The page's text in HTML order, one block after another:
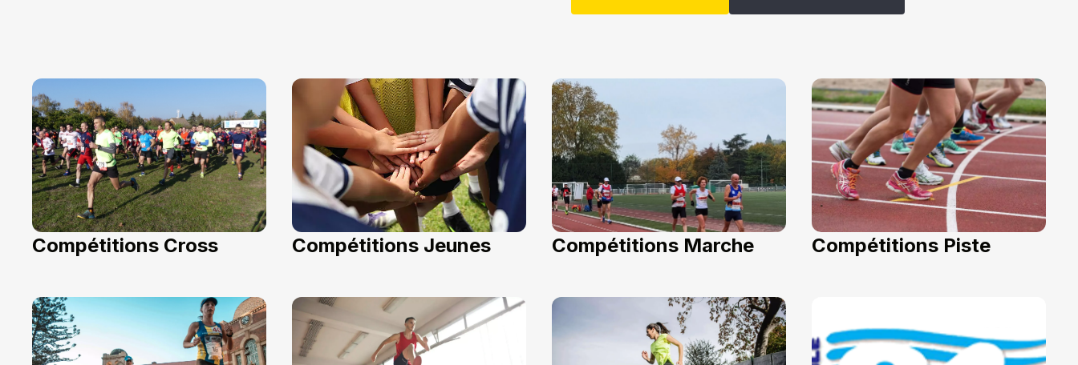
Compétitions Cross Compétitions Jeunes Compétitions Marche Compétitions Piste